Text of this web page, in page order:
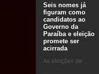
Seis nomes já
figuram como
candidatos ao
Governo da
Paraíba e eleição
promete ser
acirrada
As eleições de ...